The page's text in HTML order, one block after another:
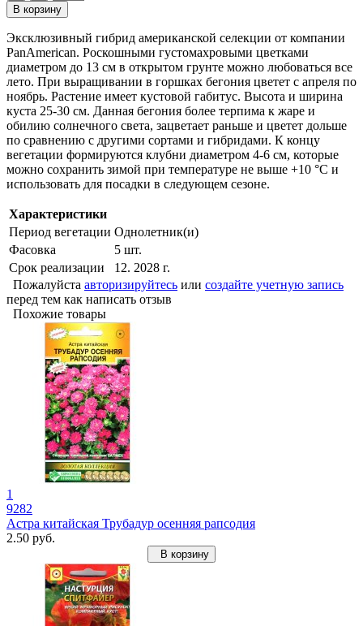
В корзину
Эксклюзивный гибрид американской селекции от компании
PanAmerican. Роскошными густомахровыми цветками
диаметром до 13 см в открытом грунте можно любоваться все
лето. При выращивании в горшках бегония цветет с апреля по
ноябрь. Растение имеет кустовой габитус. Высота и ширина
куста 25-30 см. Данная бегония более терпима к жаре и
обилию солнечного света, зацветает раньше и цветет дольше
по сравнению с другими сортами и гибридами. К концу
вегетации формируются клубни диаметром 4-6 см, которые
можно сохранить зимой при температуре не выше +10 °С и
использовать для посадки в следующем сезоне.
Характеристики
Период вегетации Однолетник(и)
Фасовка
5 шт.
Срок реализации
12. 2028 г.
Пожалуйста авторизируйтесь или создайте учетную запись
перед тем как написать отзыв
Похожие товары
1
9282
Астра китайская Трубадур осенняя рапсодия
2.50 руб.
В корзину